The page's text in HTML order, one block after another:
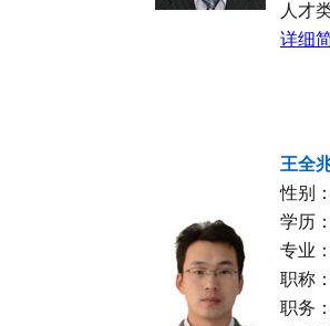
人才
详细
王全
性别
学历
专业
职称
职务